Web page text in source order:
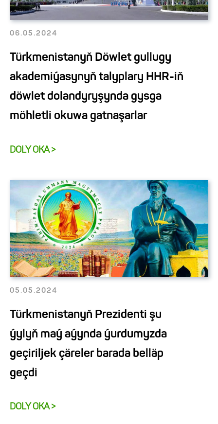
06.05.2024
Türkmenistanyň Döwlet gullugy
akademiýasynyň talyplary HHR-iň
döwlet dolandyryşynda gysga
möhletli okuwa gatnaşarlar
DOLY OKA >
05.05.2024
Türkmenistanyň Prezidenti şu
ýylyň maý aýynda ýurdumyzda
geçiriljek çäreler barada belläp
geçdi
DOLY OKA >